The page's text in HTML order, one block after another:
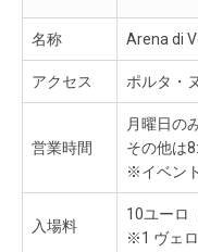
名称 Arena di
アクセス ポルタ・
営業時間
月曜日の
その他は
※イベン
入場料
10ユーロ
※1 ヴェ